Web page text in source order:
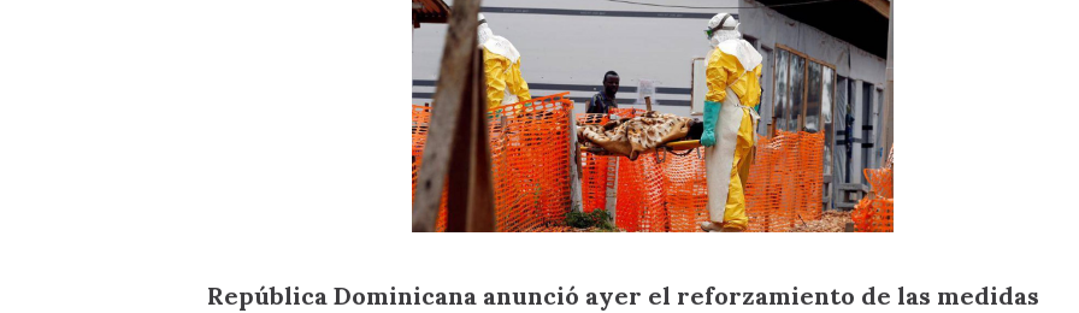
República Dominicana anunció ayer el reforzamiento de las medidas